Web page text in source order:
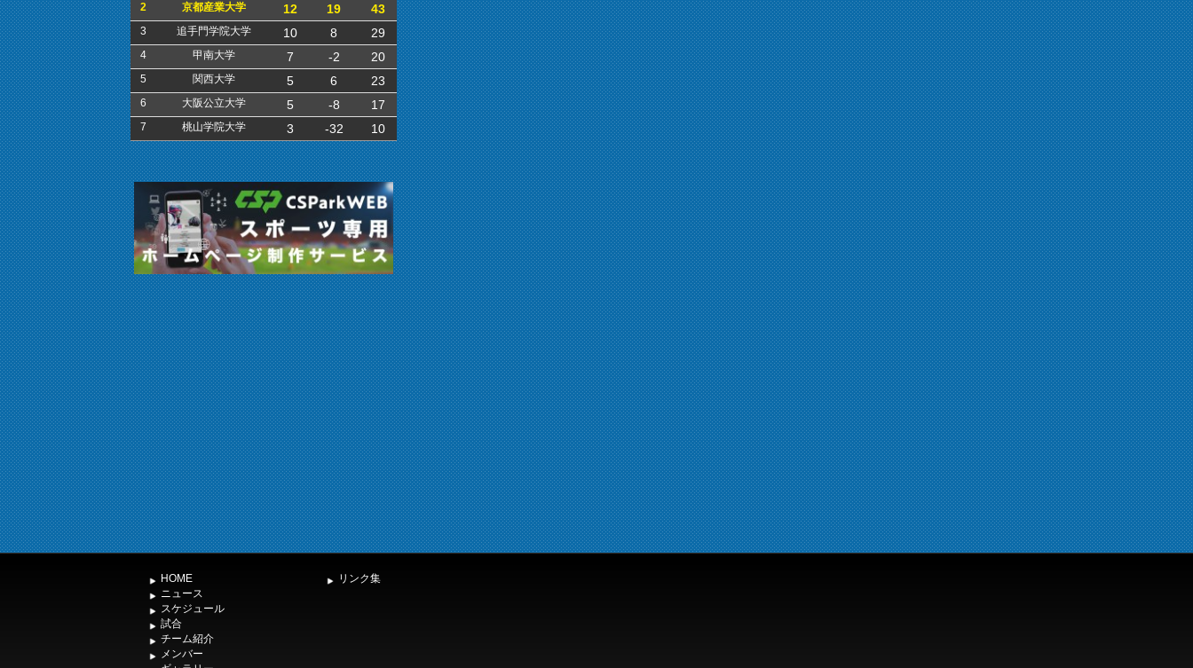
2 京都産業大学 12 19 43
3 追手門学院大学 10 8 29
4 甲南大学 7 -2 20
5 関西大学 5 6 23
6 大阪公立大学 5 -8 17
7 桃山学院大学 3 -32 10
HOME
ニュース
スケジュール
試合
チーム紹介
メンバー
リンク集